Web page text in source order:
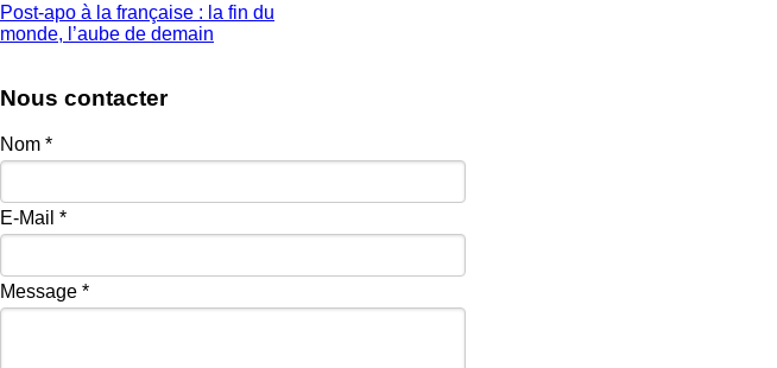
Post-apo à la française : la fin du
monde, l’aube de demain
Nous contacter
Nom *
E-Mail *
Message *